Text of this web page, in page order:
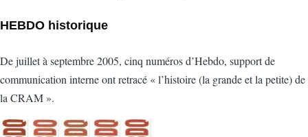
HEBDO historique
De juillet à septembre 2005, cinq numéros d’Hebdo, support de
communication interne ont retracé « l’histoire (la grande et la petite) de
la CRAM ».